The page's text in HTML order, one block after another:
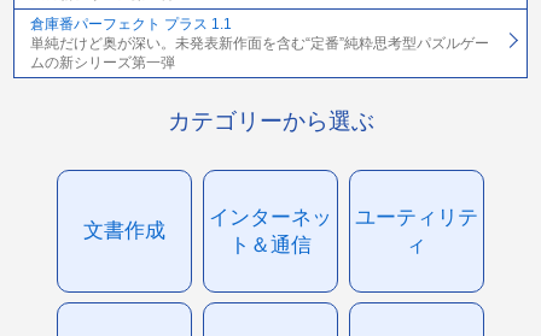
倉庫番パーフェクト プラス 1.1
単純だけど奥が深い。未発表新作面を含む“定番”純粋思考型パズルゲー
ムの新シリーズ第一弾
カテゴリーから選ぶ
文書作成
インターネッ
ト＆通信
ユーティリテ
ィ